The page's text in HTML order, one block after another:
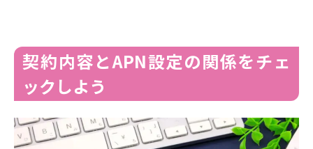
契約内容とAPN設定の関係をチェ
ックしよう